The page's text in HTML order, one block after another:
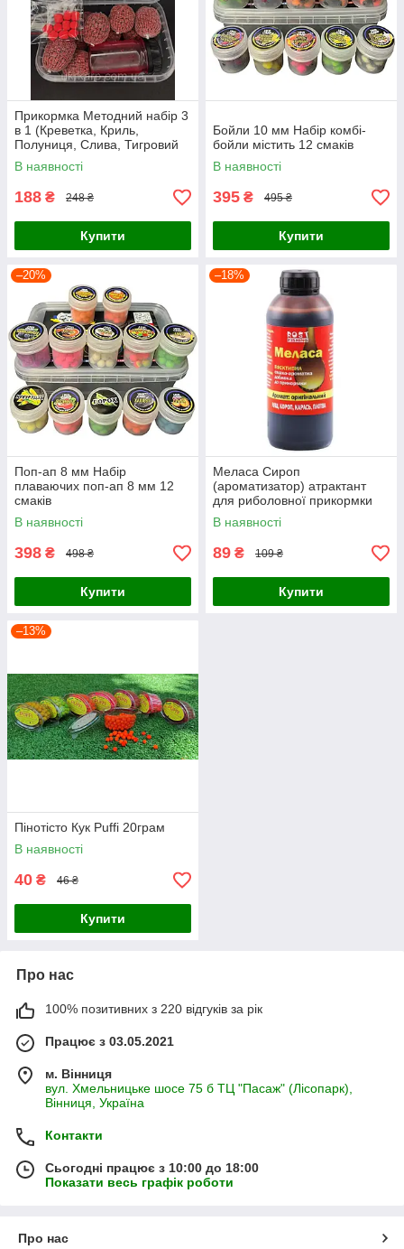
Прикормка Методний набір 3
в 1 (Креветка, Криль,
Полуниця, Слива, Тигровий
горіх, Часник)
В наявності
188 ₴ 248 ₴
Купити
Бойли 10 мм Набір комбі-
бойли містить 12 смаків
В наявності
395 ₴ 495 ₴
Купити
–20%
Поп-ап 8 мм Набір
плаваючих поп-ап 8 мм 12
смаків
В наявності
398 ₴ 498 ₴
Купити
–18%
Меласа Сироп
(ароматизатор) атрактант
для риболовної прикормки
В наявності
89 ₴ 109 ₴
Купити
–13%
Пінотісто Кук Puffi 20грам
В наявності
40 ₴ 46 ₴
Купити
Про нас
100% позитивних з 220 відгуків за рік
Працює з 03.05.2021
м. Вінниця
вул. Хмельницьке шосе 75 б ТЦ "Пасаж" (Лісопарк),
Вінниця, Україна
Контакти
Сьогодні працює з 10:00 до 18:00
Показати весь графік роботи
Про нас